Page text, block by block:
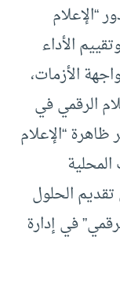
“الإعلام
الأداء
الأزمات،
الرقمي في
“الإعلام
الحلول
في إدارة